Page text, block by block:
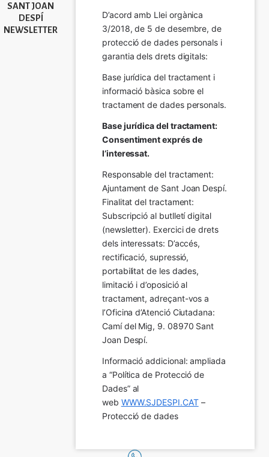
SANT JOAN
DESPÍ
NEWSLETTER
D’acord amb Llei orgànica
3/2018, de 5 de desembre, de
protecció de dades personals i
garantia dels drets digitals:
Base jurídica del tractament i
informació bàsica sobre el
tractament de dades personals.
Base jurídica del tractament:
Consentiment exprés de
l’interessat.
Responsable del tractament:
Ajuntament de Sant Joan Despí.
Finalitat del tractament:
Subscripció al butlletí digital
(newsletter). Exercici de drets
dels interessats: D’accés,
rectificació, supressió,
portabilitat de les dades,
limitació i d’oposició al
tractament, adreçant-vos a
l’Oficina d’Atenció Ciutadana:
Camí del Mig, 9. 08970 Sant
Joan Despí.
Informació addicional: ampliada
a “Política de Protecció de
Dades” al
web WWW.SJDESPI.CAT –
Protecció de dades